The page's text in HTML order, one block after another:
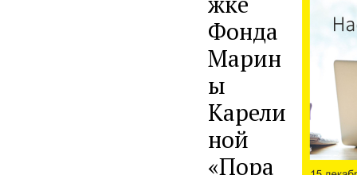
Фонда
Марин
ы
Карели
ной
«Пора